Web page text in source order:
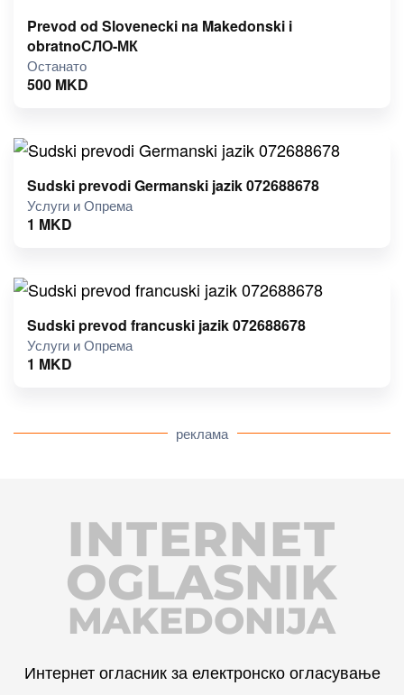
Prevod od Slovenecki na Makedonski i
obratnoСЛО-МК
Останато
500 MKD
Sudski prevodi Germanski jazik 072688678
Услуги и Опрема
1 MKD
Sudski prevod francuski jazik 072688678
Услуги и Опрема
1 MKD
реклама
INTERNET
MAKEDONIJA
OGLASNIK
Интернет огласник за електронско огласување